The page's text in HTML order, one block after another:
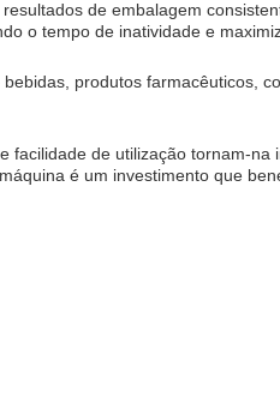
de embalagem
o tempo de inatividade e
produtos farmacêuticos,
de utilização tornam-
é um investimento que